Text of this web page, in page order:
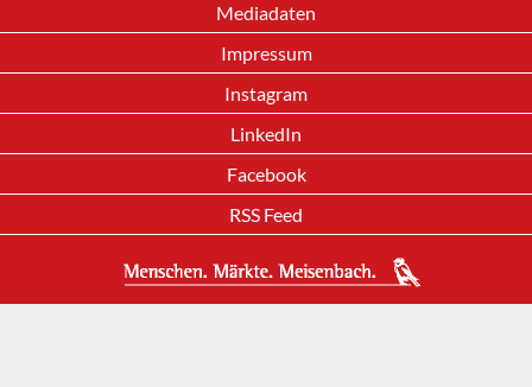
Mediadaten
Impressum
Instagram
LinkedIn
Facebook
RSS Feed